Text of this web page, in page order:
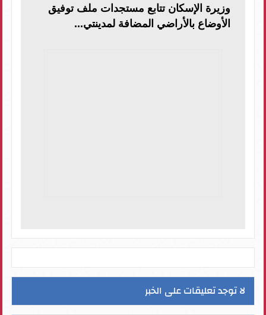
وزيرة الإسكان تتابع مستجدات ملف توفيق
الأوضاع بالأراضي المضافة لمدينتي...
لا توجد تعليقات على الخبر